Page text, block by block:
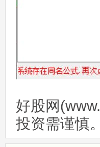
好股网
投资需谨慎。